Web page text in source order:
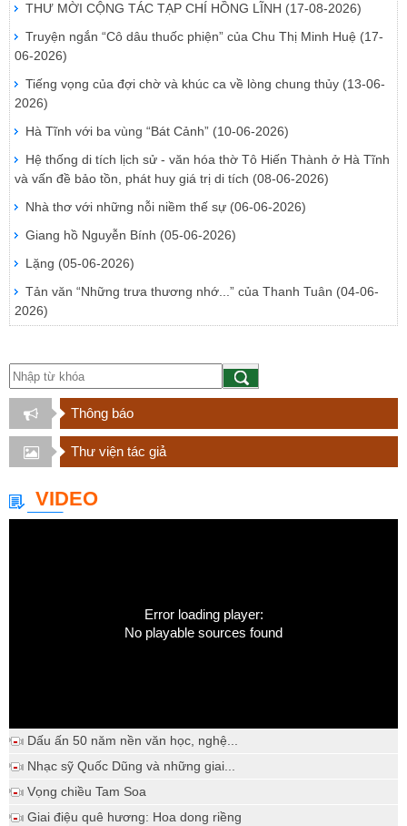
THƯ MỜI CỘNG TÁC TẠP CHÍ HỒNG LĨNH (17-08-2026)
Truyện ngắn “Cô dâu thuốc phiện” của Chu Thị Minh Huệ (17-
06-2026)
Tiếng vọng của đợi chờ và khúc ca về lòng chung thủy (13-06-
2026)
Hà Tĩnh với ba vùng “Bát Cảnh” (10-06-2026)
Hệ thống di tích lịch sử - văn hóa thờ Tô Hiến Thành ở Hà Tĩnh
và vấn đề bảo tồn, phát huy giá trị di tích (08-06-2026)
Nhà thơ với những nỗi niềm thế sự (06-06-2026)
Giang hồ Nguyễn Bính (05-06-2026)
Lặng (05-06-2026)
Tản văn “Những trưa thương nhớ...” của Thanh Tuân (04-06-
2026)
Thông báo
Thư viện tác giả
VIDEO
Error loading player:
No playable sources found
Dấu ấn 50 năm nền văn học, nghệ...
Nhạc sỹ Quốc Dũng và những giai...
Vọng chiều Tam Soa
Giai điệu quê hương: Hoa dong riềng